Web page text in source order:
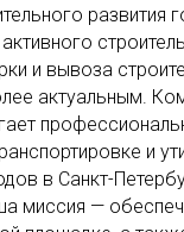
развития
и вывоза
актуальным.
и
в Санкт-
миссия —